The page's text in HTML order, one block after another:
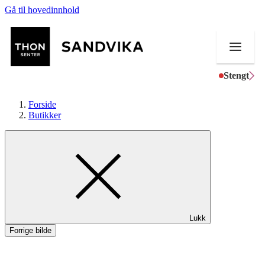
Gå til hovedinnhold
Stengt
Mat og drikke
Aktiviteter
Forside
Butikker
Lukk
Forrige bilde